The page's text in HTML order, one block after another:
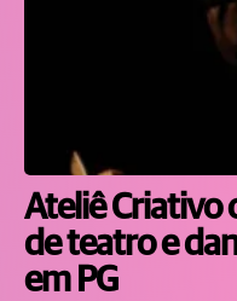
Ateliê Criativo
de teatro e
em PG